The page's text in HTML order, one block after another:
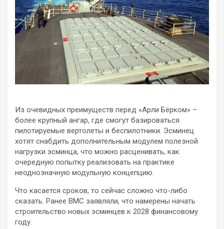
Из очевидных преимуществ перед «Арли Бёрком» –
более крупный ангар, где смогут базироваться
пилотируемые вертолеты и беспилотники. Эсминец
хотят снабдить дополнительным модулем полезной
нагрузки эсминца, что можно расценивать, как
очередную попытку реализовать на практике
неоднозначную модульную концепцию.
Что касается сроков, то сейчас сложно что-либо
сказать. Ранее ВМС заявляли, что намерены начать
строительство новых эсминцев к 2028 финансовому
году.